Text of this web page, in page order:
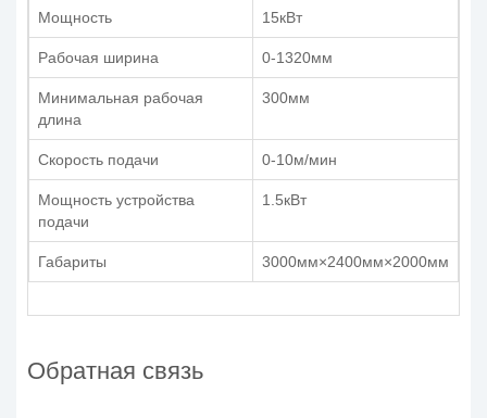
Мощность 15кВт
Рабочая ширина 0-1320мм
Минимальная рабочая
длина
300мм
Скорость подачи 0-10м/мин
Мощность устройства
подачи
1.5кВт
Габариты 3000мм×2400мм×2000мм
Обратная связь